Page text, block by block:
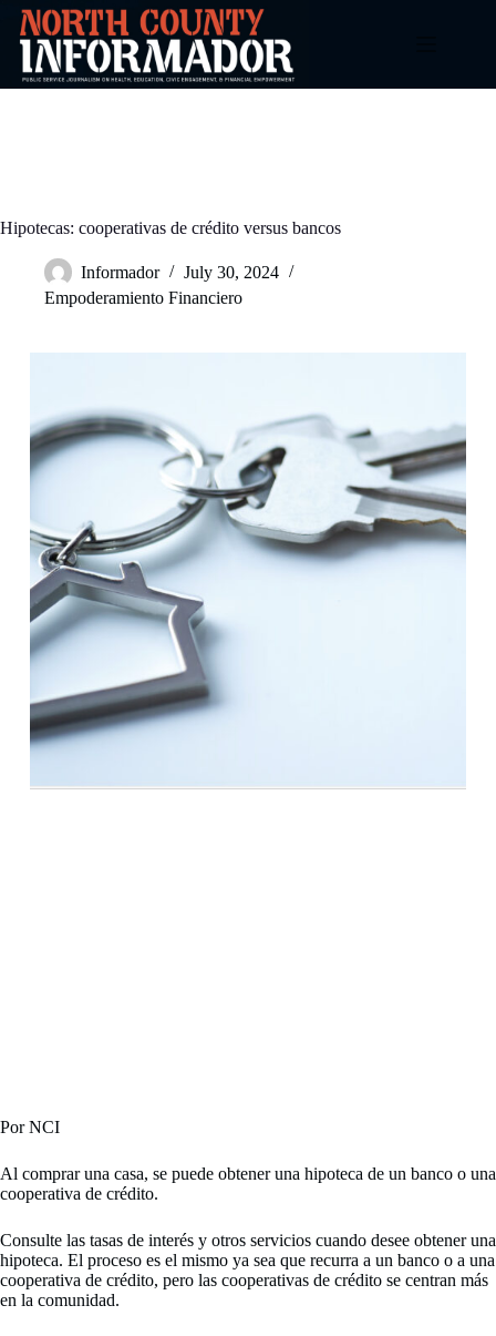
Skip
content
Hipotecas: cooperativas de crédito versus bancos
Informador
July 30, 2024
Empoderamiento Financiero
Por NCI
Al comprar una casa, se puede obtener una hipoteca de un banco o una
cooperativa de crédito.
Consulte las tasas de interés y otros servicios cuando desee obtener una
hipoteca. El proceso es el mismo ya sea que recurra a un banco o a una
cooperativa de crédito, pero las cooperativas de crédito se centran más
en la comunidad.